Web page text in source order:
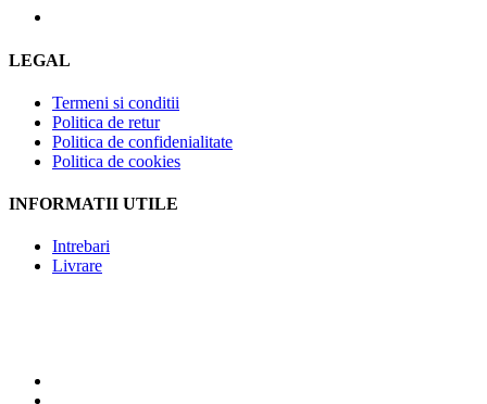
LEGAL
Termeni si conditii
Politica de retur
Politica de confidenialitate
Politica de cookies
INFORMATII UTILE
Intrebari
Livrare